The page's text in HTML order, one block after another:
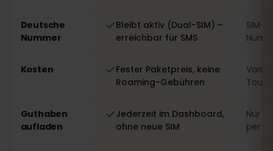
Deutsche
Nummer
Bleibt aktiv (Dual-SIM) –
erreichbar für SMS
SIM-
Kosten
Fester Paketpreis, keine
Roaming-Gebühren
Guthaben
aufladen
Jederzeit im Dashboard,
ohne neue SIM
Nur
per